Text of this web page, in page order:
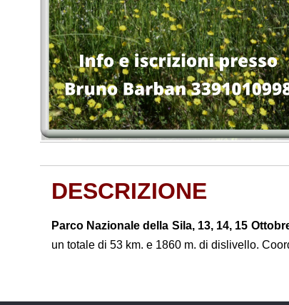
DESCRIZIONE
Parco Nazionale della Sila, 13, 14, 15
un totale di 53 km. e 1860 m. di dislivello.